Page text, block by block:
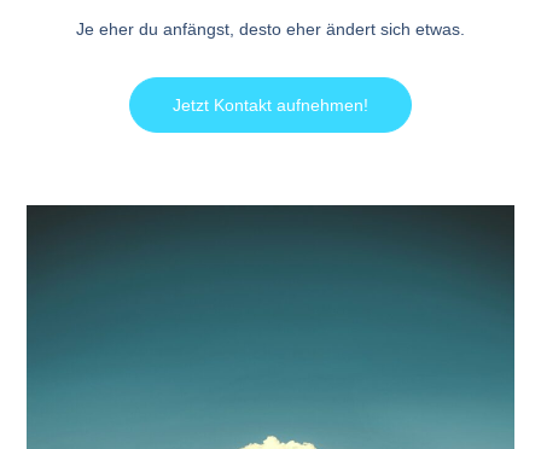
Je eher du anfängst, desto eher ändert sich etwas.
Jetzt Kontakt aufnehmen!